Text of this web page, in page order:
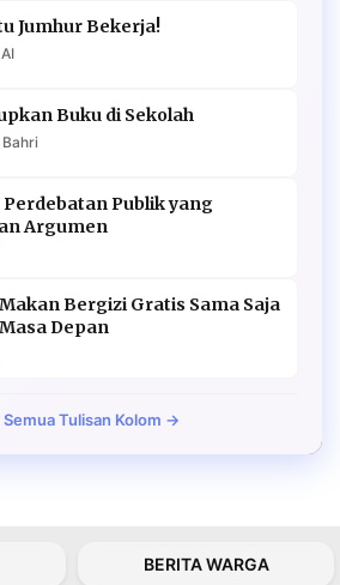
Jumhur Bekerja!
Buku di Sekolah
Perdebatan Publik yang
Argumen
Bergizi Gratis Sama Saja
Depan
Semua Tulisan Kolom →
BERITA WARGA